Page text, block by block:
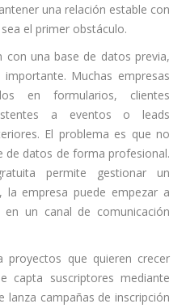
una relación estable con
el primer obstáculo.
con una base de datos previa,
Muchas empresas
en formularios, clientes
a eventos o leads
El problema es que no
de datos de forma profesional.
permite gestionar un
empresa puede empezar a
un canal de comunicación
proyectos que quieren crecer
capta suscriptores mediante
lanza campañas de inscripción